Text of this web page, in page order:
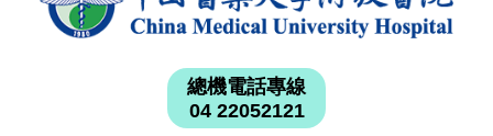
總機電話專線
04 22052121